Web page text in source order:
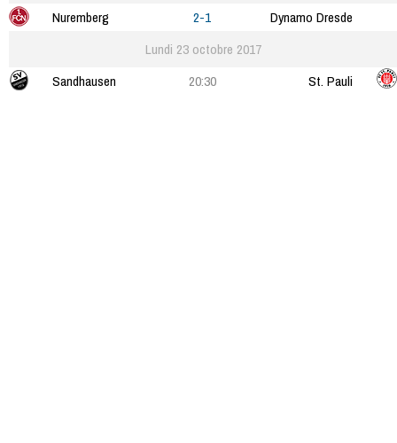
Nuremberg
2-1
Dynamo Dresde
Lundi 23 octobre 2017
Sandhausen
20:30 St. Pauli